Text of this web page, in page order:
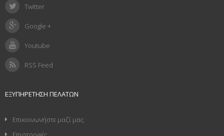
Twitter
Google +
Youtube
RSS Feed
ΕΞΥΠΗΡΈΤΗΣΗ ΠΕΛΑΤΏΝ
Επικοινωνήστε μαζί μας